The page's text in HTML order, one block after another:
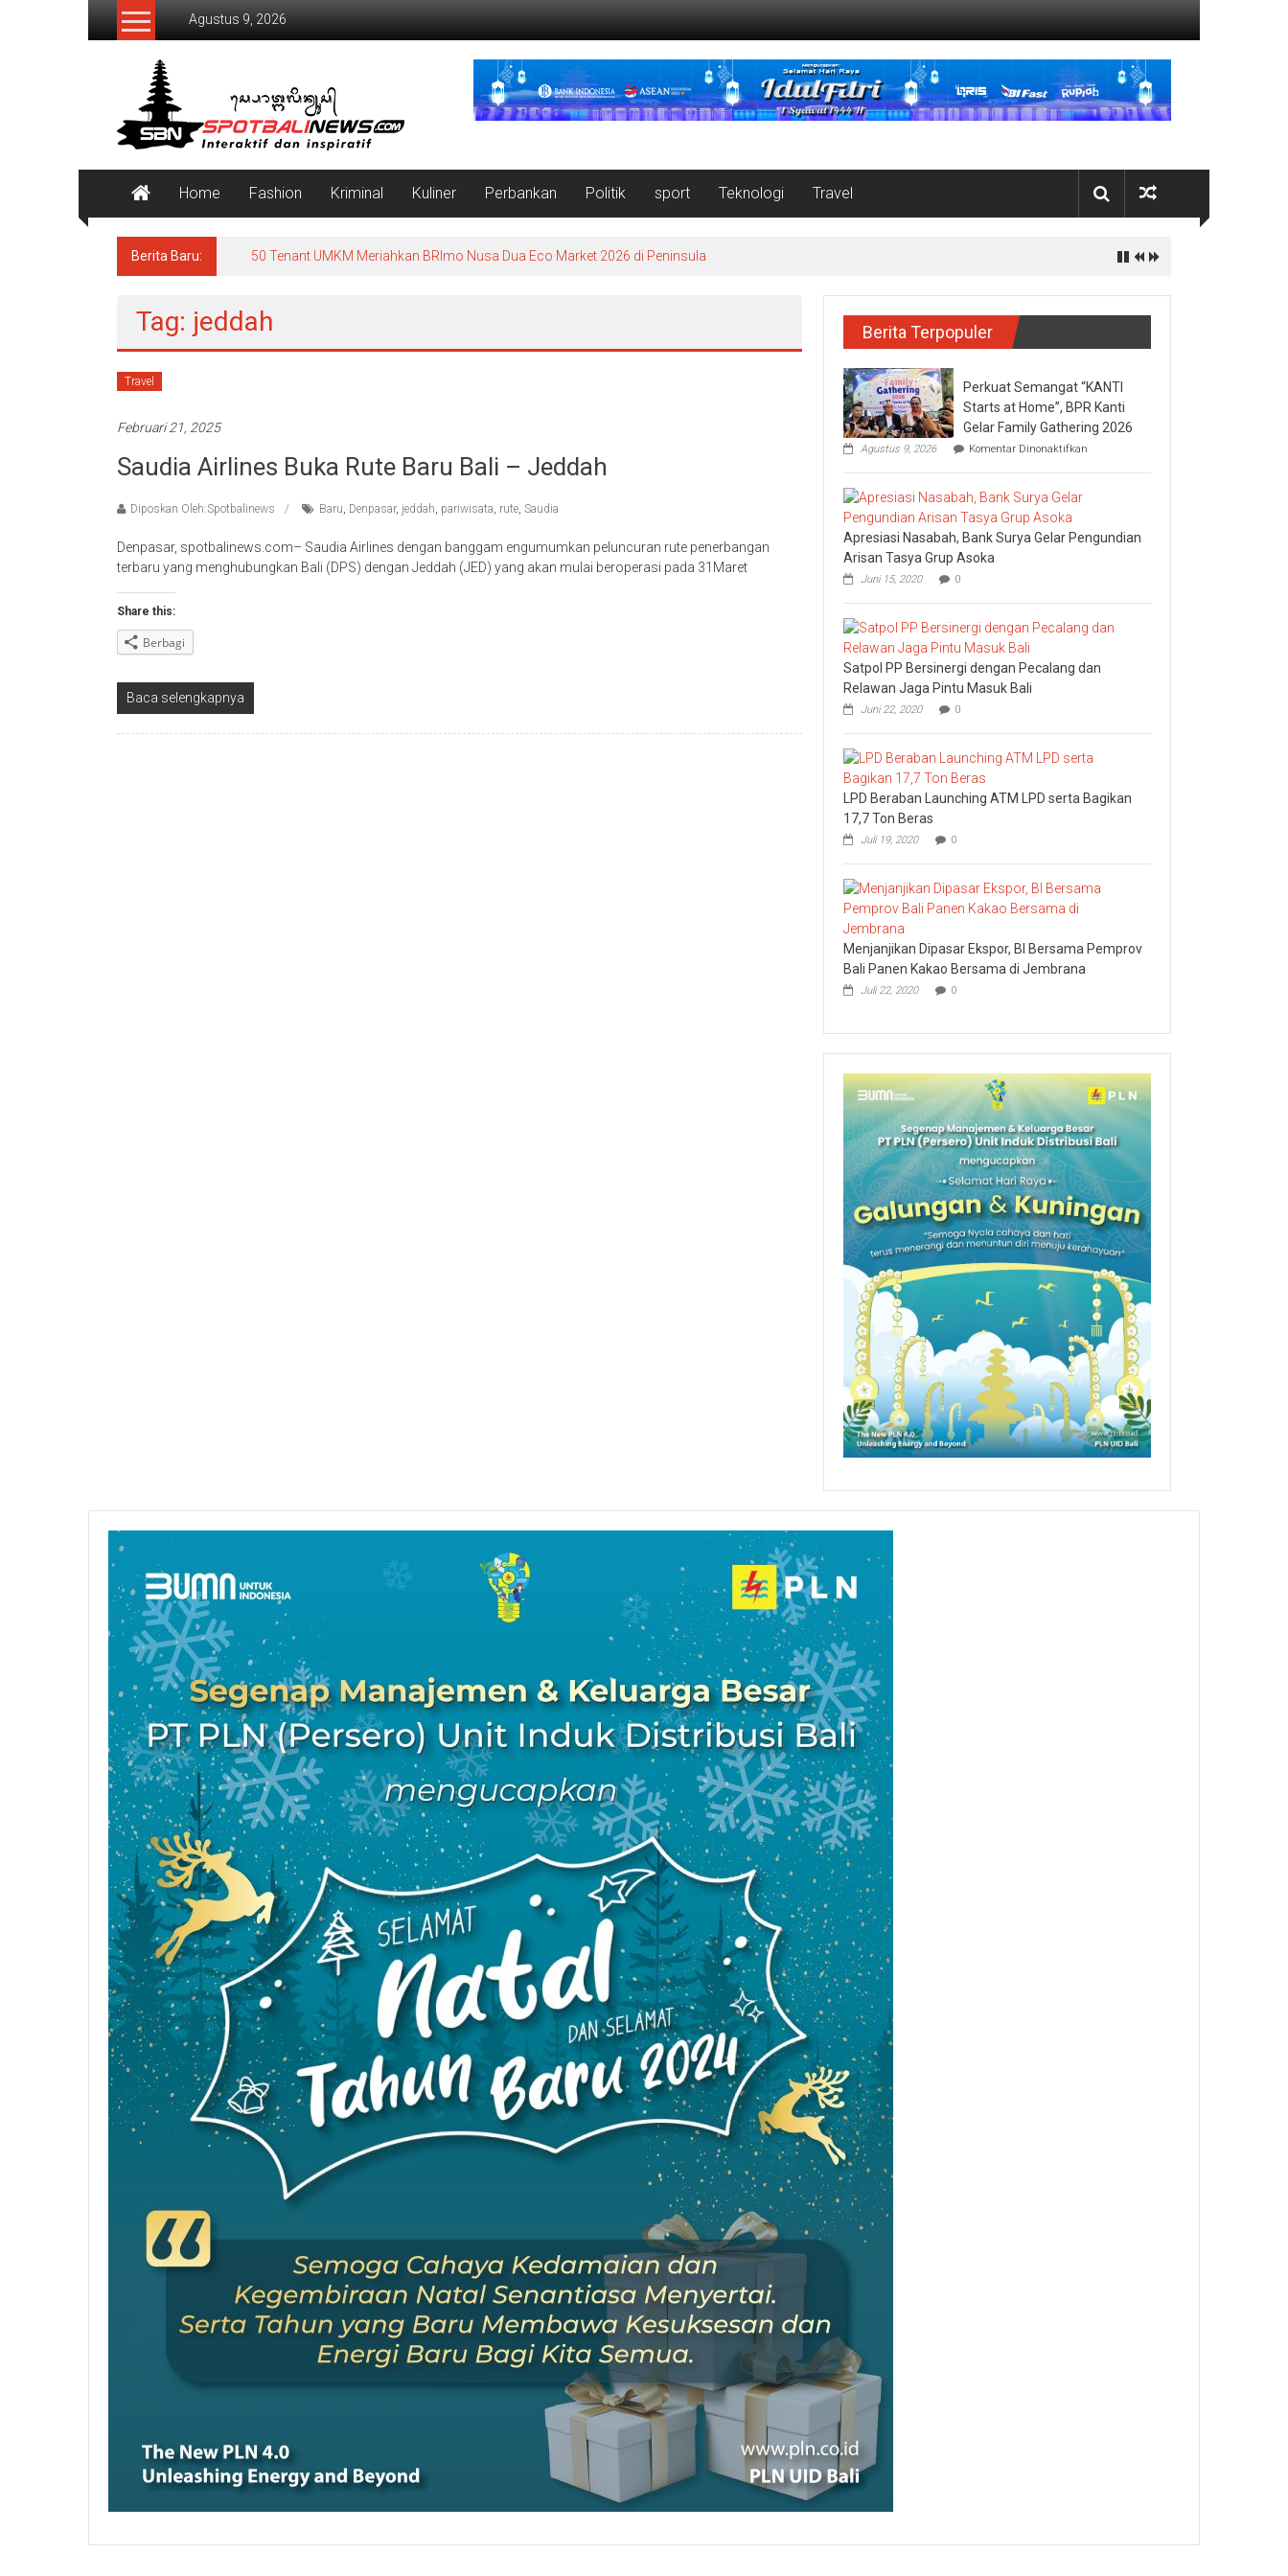
Lompat
Agustus 9, 2026
SpotBaliNews
Home Fashion Kriminal Kuliner Perbankan Politik sport Teknologi Travel
Berita Baru: 50 Tenant UMKM Meriahkan BRImo Nusa Dua Eco Market 2026 di Peninsula
Tag: jeddah
Travel
Februari 21, 2025
Saudia Airlines Buka Rute Baru Bali – Jeddah
Diposkan Oleh:Spotbalinews Baru, Denpasar, jeddah, pariwisata, rute, Saudia
Denpasar, spotbalinews.com– Saudia Airlines dengan banggam engumumkan peluncuran rute penerbangan
terbaru yang menghubungkan Bali (DPS) dengan Jeddah (JED) yang akan mulai beroperasi pada 31Maret
Share this:
Berbagi
Baca selengkapnya
Berita Terpopuler
Perkuat Semangat “KANTI
Starts at Home”, BPR Kanti
Gelar Family Gathering 2026
Agustus 9, 2026 Komentar Dinonaktifkan
Semangat
Home”,
2026
Apresiasi Nasabah, Bank Surya Gelar Pengundian
Arisan Tasya Grup Asoka
Juni 15, 2020 0
Satpol PP Bersinergi dengan Pecalang dan
Relawan Jaga Pintu Masuk Bali
Juni 22, 2020 0
LPD Beraban Launching ATM LPD serta Bagikan
17,7 Ton Beras
Juli 19, 2020 0
Menjanjikan Dipasar Ekspor, BI Bersama Pemprov
Bali Panen Kakao Bersama di Jembrana
Juli 22, 2020 0